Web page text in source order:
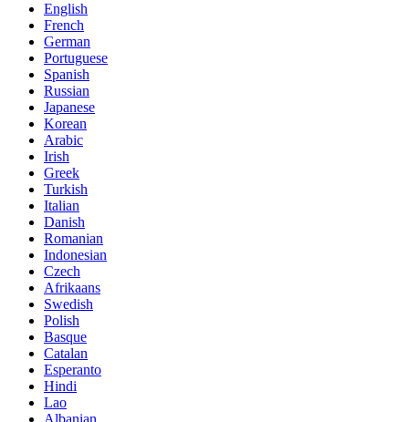
English
French
German
Portuguese
Spanish
Russian
Japanese
Korean
Arabic
Irish
Greek
Turkish
Italian
Danish
Romanian
Indonesian
Czech
Afrikaans
Swedish
Polish
Basque
Catalan
Esperanto
Hindi
Lao
Albanian